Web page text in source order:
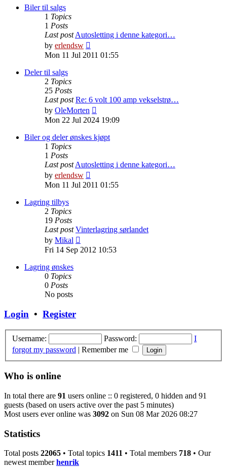
Biler til salgs
1 Topics
1 Posts
Last postAutosletting i denne kategori…
by erlendsw
the
Mon 11 Jul 2011 01:55
Deler til salgs
2 Topics
25 Posts
Last post Re: 6 volt 100 amp vekselstrø…
by OleMorten
the
post
Mon 22 Jul 2024 19:09
Biler og deler ønskes kjøpt
1 Topics
1 Posts
Last postAutosletting i denne kategori…
by erlendsw
the
Mon 11 Jul 2011 01:55
Lagring tilbys
2 Topics
19 Posts
Last post Vinterlagring sørlandet
by Mikal
the
Fri 14 Sep 2012 10:53
Lagring ønskes
0 Topics
0 Posts
No posts
Login • Register
Username: Password:
I
forgot my password | Remember me
Who is online
In total there are 91 users online :: 0 registered, 0 hidden and 91
guests (based on users active over the past 5 minutes)
Most users ever online was 3092 on Sun 08 Mar 2026 08:27
Statistics
Total posts 22065 • Total topics 1411 • Total members 718 • Our
newest memberhenrik